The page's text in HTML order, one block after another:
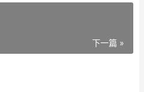
下一篇 »